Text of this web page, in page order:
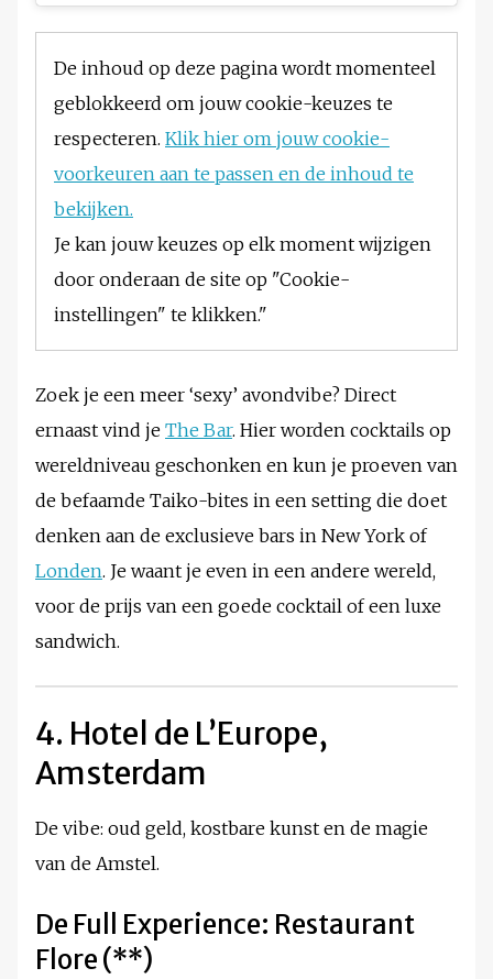
De inhoud op deze pagina wordt momenteel
geblokkeerd om jouw cookie-keuzes te
respecteren. Klik hier om jouw cookie-
voorkeuren aan te passen en de inhoud te
bekijken.
Je kan jouw keuzes op elk moment wijzigen
door onderaan de site op "Cookie-
instellingen" te klikken."
Zoek je een meer ‘sexy’ avondvibe? Direct
ernaast vind je The Bar. Hier worden cocktails op
wereldniveau geschonken en kun je proeven van
de befaamde Taiko-bites in een setting die doet
denken aan de exclusieve bars in New York of
Londen. Je waant je even in een andere wereld,
voor de prijs van een goede cocktail of een luxe
sandwich.
4. Hotel de L’Europe,
Amsterdam
De vibe: oud geld, kostbare kunst en de magie
van de Amstel.
De Full Experience: Restaurant
Flore (**)